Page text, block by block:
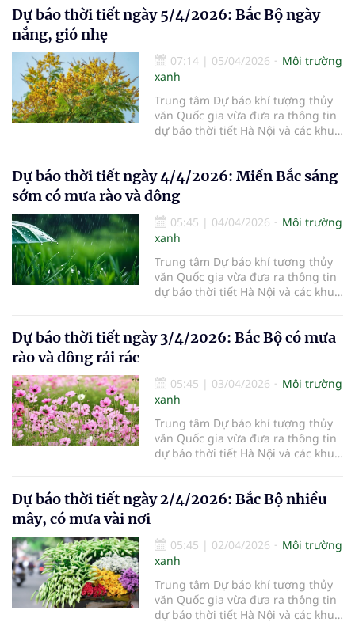
Dự báo thời tiết ngày 5/4/2026: Bắc Bộ ngày
nắng, gió nhẹ
07:14 | 05/04/2026
Môi trường
xanh
Trung tâm Dự báo khí tượng thủy
văn Quốc gia vừa đưa ra thông tin
dự báo thời tiết Hà Nội và các khu
Dự báo thời tiết ngày 4/4/2026: Miền Bắc sáng
sớm có mưa rào và dông
05:45 | 04/04/2026
Môi trường
xanh
Trung tâm Dự báo khí tượng thủy
văn Quốc gia vừa đưa ra thông tin
dự báo thời tiết Hà Nội và các khu
Dự báo thời tiết ngày 3/4/2026: Bắc Bộ có mưa
rào và dông rải rác
05:45 | 03/04/2026
Môi trường
xanh
Trung tâm Dự báo khí tượng thủy
văn Quốc gia vừa đưa ra thông tin
dự báo thời tiết Hà Nội và các khu
Dự báo thời tiết ngày 2/4/2026: Bắc Bộ nhiều
mây, có mưa vài nơi
05:45 | 02/04/2026
Môi trường
xanh
Trung tâm Dự báo khí tượng thủy
văn Quốc gia vừa đưa ra thông tin
dự báo thời tiết Hà Nội và các khu